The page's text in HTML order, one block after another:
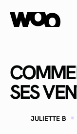
SES
JULIETTE B ·